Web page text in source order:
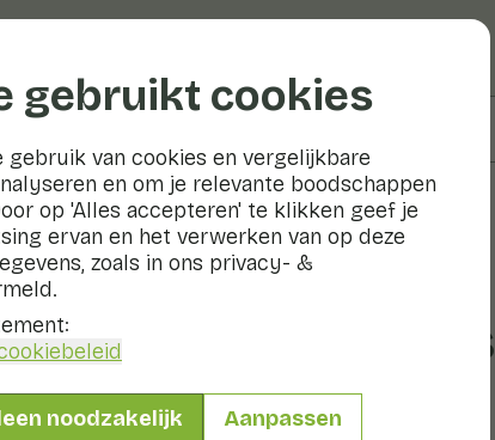
gebruikt cookies
van cookies en vergelijkbare
en om je relevante boodschappen
op 'Alles accepteren' te klikken geef je
ervan en het verwerken van op deze
zoals in ons privacy- &
noodzakelijk Aanpassen
en fruit
Açai bes
Fruit